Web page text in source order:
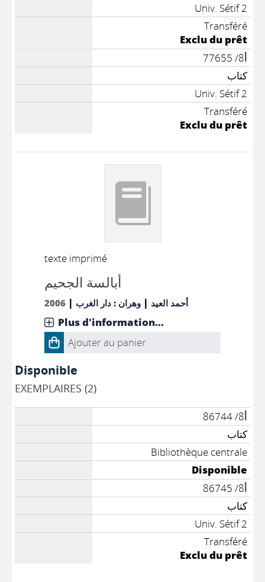
Univ. Sétif 2
Transféré
Exclu du prêt
أ8/ 77655
كتاب
Univ. Sétif 2
Transféré
Exclu du prêt
texte imprimé
أبالسة الجحيم
أحمد العيد |وهران : دار الغرب |
2006
Plus d'information...
Ajouter au panier
Disponible
EXEMPLAIRES (2)
أ8/ 86744
كتاب
Bibliothèque centrale
Disponible
أ8/ 86745
كتاب
Univ. Sétif 2
Transféré
Exclu du prêt